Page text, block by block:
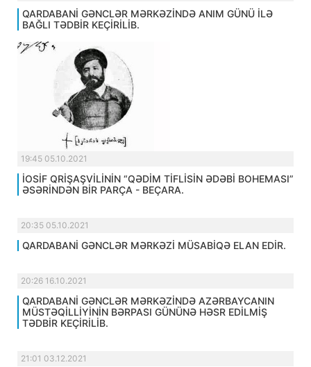
QARDABANİ GƏNCLƏR MƏRKƏZİNDƏ ANIM GÜNÜ İLƏ
BAĞLI TƏDBİR KEÇİRİLİB.
19:45 05.10.2021
İOSİF QRİŞAŞVİLİNİN “QƏDİM TİFLİSİN ƏDƏBİ BOHEMASI”
ƏSƏRİNDƏN BİR PARÇA - BEÇARA.
20:35 05.10.2021
QARDABANİ GƏNCLƏR MƏRKƏZİ MÜSABİQƏ ELAN EDİR.
20:26 16.10.2021
QARDABANİ GƏNCLƏR MƏRKƏZİNDƏ AZƏRBAYCANIN
MÜSTƏQİLLİYİNİN BƏRPASI GÜNÜNƏ HƏSR EDİLMİŞ
TƏDBİR KEÇİRİLİB.
21:01 03.12.2021